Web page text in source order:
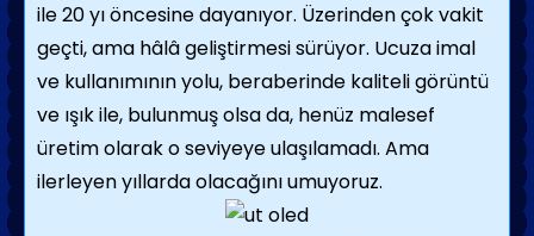
ile 20 yı öncesine dayanıyor. Üzerinden çok vakit
geçti, ama hâlâ geliştirmesi sürüyor. Ucuza imal
ve kullanımının yolu, beraberinde kaliteli görüntü
ve ışık ile, bulunmuş olsa da, henüz malesef
üretim olarak o seviyeye ulaşılamadı. Ama
ilerleyen yıllarda olacağını umuyoruz.